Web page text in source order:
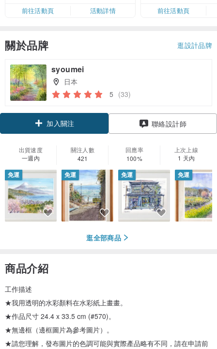
限，額滿即止，僅限「常用信用
卡」結帳）
前往活動頁 活動詳情
前往活動頁
關於品牌 逛設計品牌
syoumei
日本
5 (33)
加入關注 聯絡設計師
出貨速度
一週內
關注人數
421
回應率
100%
上次上線
1 天內
免運 免運 免運 免運
逛全部商品
商品介紹
工作描述
★我用透明的水彩顏料在水彩紙上畫畫。
★作品尺寸 24.4 x 33.5 cm (#570)。
★無邊框（邊框圖片為參考圖片）。
★請您理解，發布圖片的色調可能與實際產品略有不同，請在申請前